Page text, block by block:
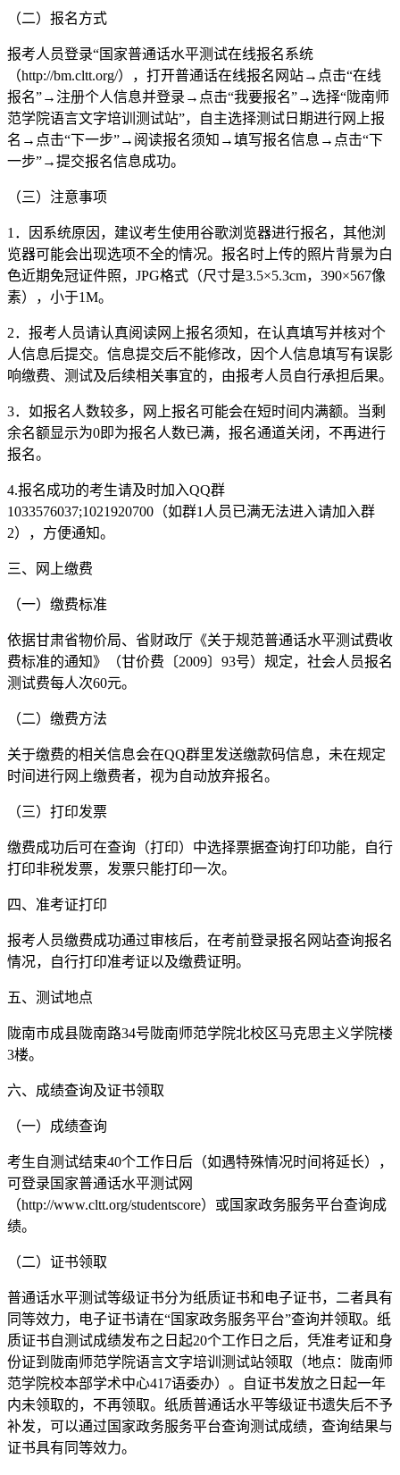
（二）报名方式
报考人员登录“国家普通话水平测试在线报名系统
（http://bm.cltt.org/），打开普通话在线报名网站→点击“在线
报名”→注册个人信息并登录→点击“我要报名”→选择“陇南师
范学院语言文字培训测试站”，自主选择测试日期进行网上报
名→点击“下一步”→阅读报名须知→填写报名信息→点击“下
一步”→提交报名信息成功。
（三）注意事项
1．因系统原因，建议考生使用谷歌浏览器进行报名，其他浏
览器可能会出现选项不全的情况。报名时上传的照片背景为白
色近期免冠证件照，JPG格式（尺寸是3.5×5.3cm，390×567像
素），小于1M。
2．报考人员请认真阅读网上报名须知，在认真填写并核对个
人信息后提交。信息提交后不能修改，因个人信息填写有误影
响缴费、测试及后续相关事宜的，由报考人员自行承担后果。
3．如报名人数较多，网上报名可能会在短时间内满额。当剩
余名额显示为0即为报名人数已满，报名通道关闭，不再进行
报名。
4.报名成功的考生请及时加入QQ群
1033576037;1021920700（如群1人员已满无法进入请加入群
2），方便通知。
三、网上缴费
（一）缴费标准
依据甘肃省物价局、省财政厅《关于规范普通话水平测试费收
费标准的通知》（甘价费〔2009〕93号）规定，社会人员报名
测试费每人次60元。
（二）缴费方法
关于缴费的相关信息会在QQ群里发送缴款码信息，未在规定
时间进行网上缴费者，视为自动放弃报名。
（三）打印发票
缴费成功后可在查询（打印）中选择票据查询打印功能，自行
打印非税发票，发票只能打印一次。
四、准考证打印
报考人员缴费成功通过审核后，在考前登录报名网站查询报名
情况，自行打印准考证以及缴费证明。
五、测试地点
陇南市成县陇南路34号陇南师范学院北校区马克思主义学院楼
3楼。
六、成绩查询及证书领取
（一）成绩查询
考生自测试结束40个工作日后（如遇特殊情况时间将延长），
可登录国家普通话水平测试网
（http://www.cltt.org/studentscore）或国家政务服务平台查询成
绩。
（二）证书领取
普通话水平测试等级证书分为纸质证书和电子证书，二者具有
同等效力，电子证书请在“国家政务服务平台”查询并领取。纸
质证书自测试成绩发布之日起20个工作日之后，凭准考证和身
份证到陇南师范学院语言文字培训测试站领取（地点：陇南师
范学院校本部学术中心417语委办）。自证书发放之日起一年
内未领取的，不再领取。纸质普通话水平等级证书遗失后不予
补发，可以通过国家政务服务平台查询测试成绩，查询结果与
证书具有同等效力。